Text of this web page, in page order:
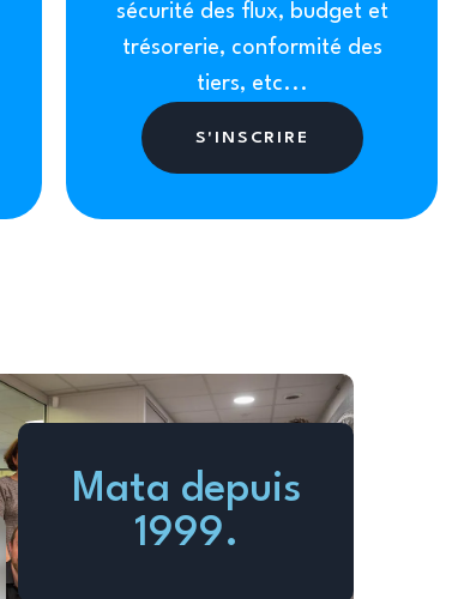
sécurité des flux, budget et
trésorerie, conformité des
tiers, etc...
S'INSCRIRE
Mata depuis
1999.